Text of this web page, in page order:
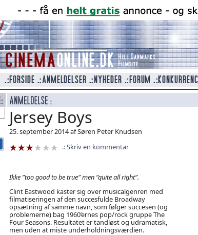
Jersey Boys
25. september 2014 af Søren Peter Knudsen
Skriv en kommentar
Ikke ”too good to be true” men ”quite all right”.
Clint Eastwood kaster sig over musicalgenren med
filmatiseringen af den succesfulde Broadway
opsætning af samme navn, som følger succesen (og
problemerne) bag 1960’ernes pop/rock gruppe The
Four Seasons. Resultatet er tandløst og udramatisk,
men uden at miste underholdningsværdien.